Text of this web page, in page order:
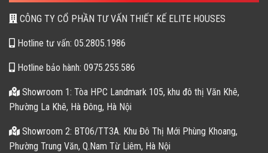
CÔNG TY CỔ PHẦN TƯ VẤN THIẾT KẾ ELITE HOUSES
Hotline tư vấn: 05.2805.1986
Hotline bảo hành: 0975.255.586
Showroom 1: Tòa HPC Landmark 105, khu đô thị Văn Khê,
Phường La Khê, Hà Đông, Hà Nội
Showroom 2: BT06/TT3A. Khu Đô Thị Mới Phùng Khoang,
Phường Trung Văn, Q.Nam Từ Liêm, Hà Nội